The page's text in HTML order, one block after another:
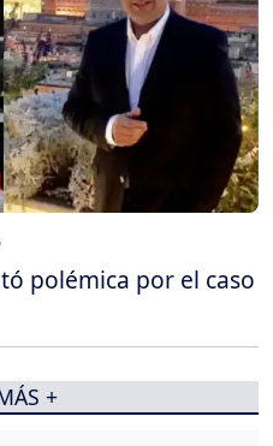
polémica por el caso
+